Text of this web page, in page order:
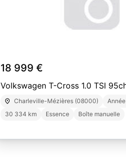
18 999 €
Volkswagen T-Cross 1.0 TSI
Charleville-Mézières (08000)
30 334 km
Essence Boîte manuelle